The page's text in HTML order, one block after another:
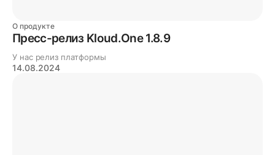
О продукте
Пресс-релиз Kloud.One 1.8.9
У нас релиз платформы
14.08.2024